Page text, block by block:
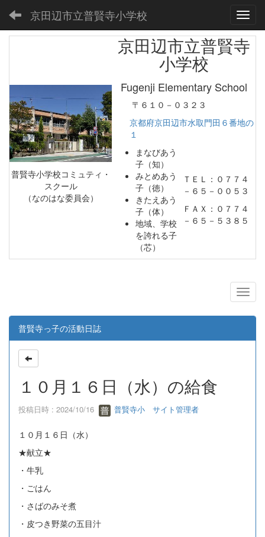
京田辺市立普賢寺小学校
普賢寺小学校コミュティ・
スクール
（なのはな委員会）
京田辺市立普賢寺
小学校
Fugenji Elementary School
〒６１０－０３２３
京都府京田辺市水取門田６番地の
１
まなびあう
子（知）
みとめあう
子（徳）
きたえあう
子（体）
地域、学校
を誇れる子
（芯）
ＴＥＬ：０７７４
－６５－００５３
ＦＡＸ：０７７４
－６５－５３８５
普賢寺っ子の活動日誌
１０月１６日（水）の給食
投稿日時 : 2024/10/16 普賢寺小 サイト管理者
１０月１６日（水）
★献立★
・牛乳
・ごはん
・さばのみそ煮
・皮つき野菜の五目汁